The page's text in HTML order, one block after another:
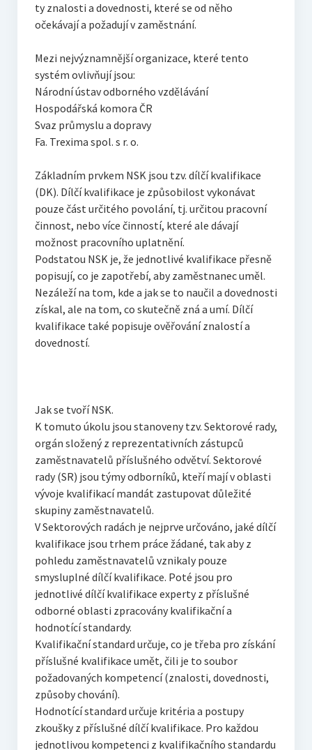
ty znalosti a dovednosti, které se od něho
očekávají a požadují v zaměstnání.
Mezi nejvýznamnější organizace, které tento
systém ovlivňují jsou:
Národní ústav odborného vzdělávání
Hospodářská komora ČR
Svaz průmyslu a dopravy
Fa. Trexima spol. s r. o.
Základním prvkem NSK jsou tzv. dílčí kvalifikace
(DK). Dílčí kvalifikace je způsobilost vykonávat
pouze část určitého povolání, tj. určitou pracovní
činnost, nebo více činností, které ale dávají
možnost pracovního uplatnění.
Podstatou NSK je, že jednotlivé kvalifikace přesně
popisují, co je zapotřebí, aby zaměstnanec uměl.
Nezáleží na tom, kde a jak se to naučil a dovednosti
získal, ale na tom, co skutečně zná a umí. Dílčí
kvalifikace také popisuje ověřování znalostí a
dovedností.
Jak se tvoří NSK.
K tomuto úkolu jsou stanoveny tzv. Sektorové rady,
orgán složený z reprezentativních zástupců
zaměstnavatelů příslušného odvětví. Sektorové
rady (SR) jsou týmy odborníků, kteří mají v oblasti
vývoje kvalifikací mandát zastupovat důležité
skupiny zaměstnavatelů.
V Sektorových radách je nejprve určováno, jaké dílčí
kvalifikace jsou trhem práce žádané, tak aby z
pohledu zaměstnavatelů vznikaly pouze
smysluplné dílčí kvalifikace. Poté jsou pro
jednotlivé dílčí kvalifikace experty z příslušné
odborné oblasti zpracovány kvalifikační a
hodnotící standardy.
Kvalifikační standard určuje, co je třeba pro získání
příslušné kvalifikace umět, čili je to soubor
požadovaných kompetencí (znalosti, dovednosti,
způsoby chování).
Hodnotící standard určuje kritéria a postupy
zkoušky z příslušné dílčí kvalifikace. Pro každou
jednotlivou kompetenci z kvalifikačního standardu